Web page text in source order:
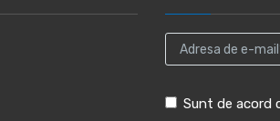
Sunt de acord